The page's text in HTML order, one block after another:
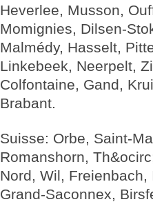
Heverlee, Musson,
Momignies, Dilsen-
Malmédy, Hasselt,
Linkebeek, Neerpelt,
Colfontaine, Gand,
Brabant.
Suisse: Orbe, Saint-
Romanshorn,
Nord, Wil,
Grand-Saconnex,